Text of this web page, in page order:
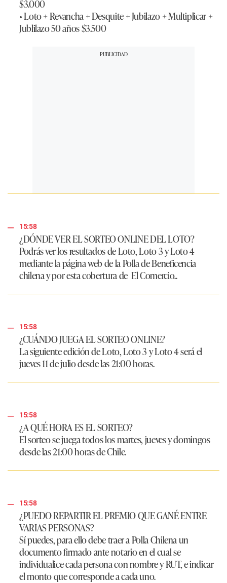
$3.000
• Loto + Revancha + Desquite + Jubilazo + Multiplicar +
Jublilazo 50 años $3.500
15:58
¿DÓNDE VER EL SORTEO ONLINE DEL LOTO?
Podrás ver los resultados de Loto, Loto 3 y Loto 4
mediante la página web de la Polla de Beneficencia
chilena y por esta cobertura deEl Comercio..
15:58
¿CUÁNDO JUEGA EL SORTEO ONLINE?
La siguiente edición de Loto, Loto 3 y Loto 4 será el
jueves 11 de julio desde las 21:00 horas.
15:58
¿A QUÉ HORA ES EL SORTEO?
El sorteo se juega todos los martes, jueves y domingos
desde las 21:00 horas de Chile.
15:58
¿PUEDO REPARTIR EL PREMIO QUE GANÉ ENTRE
VARIAS PERSONAS?
Sí puedes, para ello debe traer a Polla Chilena un
documento firmado ante notario en el cual se
individualice cada persona con nombre y RUT, e indicar
el monto que corresponde a cada uno.